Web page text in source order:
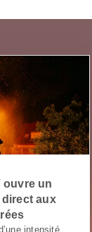
ouvre un
aux
intensité